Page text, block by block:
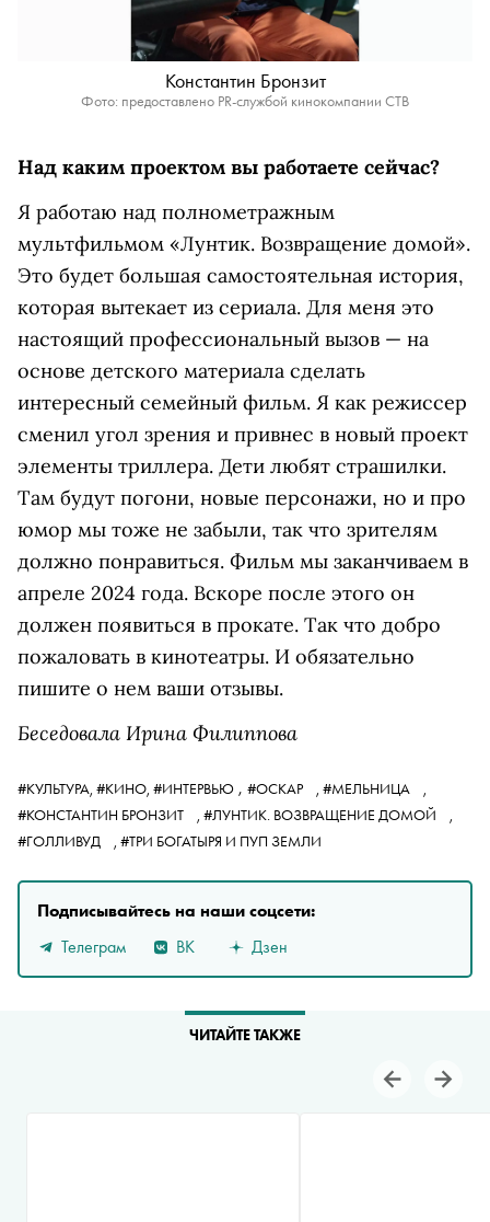
Константин Бронзит
Фото: предоставлено PR-службой кинокомпании СТВ
Над каким проектом вы работаете сейчас?
Я работаю над полнометражным
мультфильмом «Лунтик. Возвращение домой».
Это будет большая самостоятельная история,
которая вытекает из сериала. Для меня это
настоящий профессиональный вызов — на
основе детского материала сделать
интересный семейный фильм. Я как режиссер
сменил угол зрения и привнес в новый проект
элементы триллера. Дети любят страшилки.
Там будут погони, новые персонажи, но и про
юмор мы тоже не забыли, так что зрителям
должно понравиться. Фильм мы заканчиваем в
апреле 2024 года. Вскоре после этого он
должен появиться в прокате. Так что добро
пожаловать в кинотеатры. И обязательно
пишите о нем ваши отзывы.
Беседовала Ирина Филиппова
#КУЛЬТУРА, #КИНО, #ИНТЕРВЬЮ , #ОСКАР , #МЕЛЬНИЦА
,
#КОНСТАНТИН БРОНЗИТ
, #ЛУНТИК. ВОЗВРАЩЕНИЕ ДОМОЙ
,
#ГОЛЛИВУД
, #ТРИ БОГАТЫРЯ И ПУП ЗЕМЛИ
Подписывайтесь на наши соцсети:
Телеграм
ВК Дзен
ЧИТАЙТЕ ТАКЖЕ